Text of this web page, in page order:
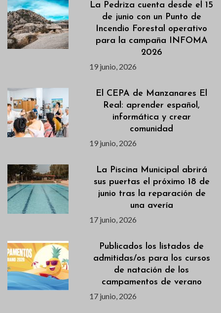
La Pedriza cuenta desde el 15
de junio con un Punto de
Incendio Forestal operativo
para la campaña INFOMA
2026
19 junio, 2026
El CEPA de Manzanares El
Real: aprender español,
informática y crear
comunidad
19 junio, 2026
La Piscina Municipal abrirá
sus puertas el próximo 18 de
junio tras la reparación de
una avería
17 junio, 2026
Publicados los listados de
admitidas/os para los cursos
de natación de los
campamentos de verano
17 junio, 2026